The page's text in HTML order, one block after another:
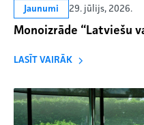
Jaunumi 29. jūlijs, 2026.
Monoizrāde “Latviešu
LASĪT VAIRĀK